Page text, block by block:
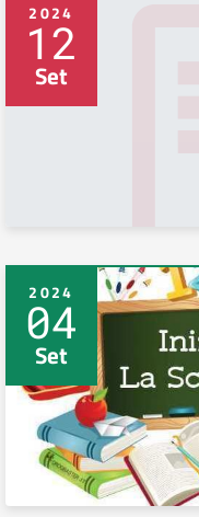
2024
12
Set
2024
04
Set